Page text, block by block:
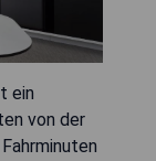
ein
von der